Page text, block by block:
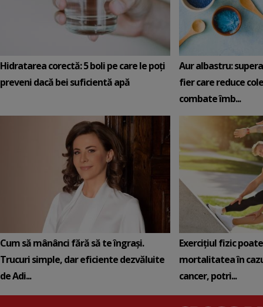
Hidratarea corectă: 5 boli pe care le poți
preveni dacă bei suficientă apă
Aur albastru:
fier care reduce
combate îmb...
Cum să mânânci fără să te îngrași.
Trucuri simple, dar eficiente dezvăluite
de Adi...
Exercițiul fizic
mortalitatea în
cancer, potri...